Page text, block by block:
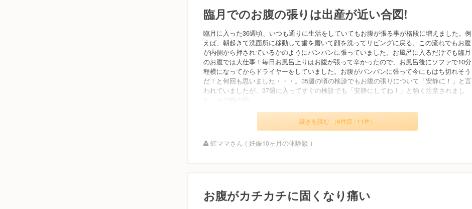
臨月でのお腹の張りは出産が近い合図!
臨月に入った36週頃、いつも通りに生活をしていてもお腹が張る事が格段に増えました。例
えば、朝起きて洗面所に移動して歯を磨いて顔を洗ってリビングに戻る、この流れでもお腹
が内側から押されているかのようにパンパンに張っていました。お風呂に入るだけでも臨月
のお腹では大仕事！毎日お風呂上りはお腹が張って辛かったので、お風呂後にソファで10分
程横になってからドライヤーをしていました。お腹がパンパンに張って今にもはち切れそう
だ！と何回も思いました・・・。35週の頃の検診でもお腹の張りについて「安静に！」と言
われていましたが、37週に入ってすぐの検診でも「安静にしてね！」と強く注意されまし
た。その時の胎...
続きを読む （6件目 / 11件）
虹ママさん ( 妊娠10ヶ月の体験談 )
お腹がカチカチに固くなり痛い